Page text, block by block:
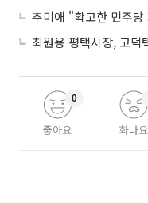
추미애 "확고한 민주
좋아요
0
화나요